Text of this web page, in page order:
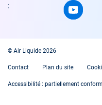
:
© Air Liquide 2026
Contact Plan du site
Accessibilité : partiellement